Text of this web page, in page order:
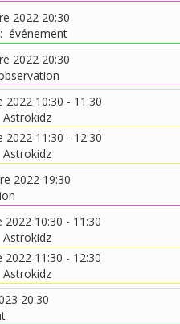
2022 20:30
événement
2022 20:30
10:30 - 11:30
Astrokidz
11:30 - 12:30
Astrokidz
2022 19:30
10:30 - 11:30
Astrokidz
11:30 - 12:30
Astrokidz
20:30